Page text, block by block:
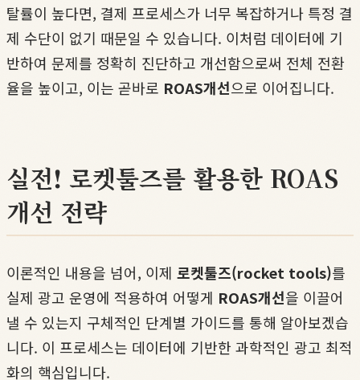
탈률이 높다면, 결제 프로세스가 너무 복잡하거나 특정 결
제 수단이 없기 때문일 수 있습니다. 이처럼 데이터에 기
반하여 문제를 정확히 진단하고 개선함으로써 전체 전환
율을 높이고, 이는 곧바로 ROAS개선으로 이어집니다.
실전! 로켓툴즈를 활용한 ROAS
개선 전략
이론적인 내용을 넘어, 이제 로켓툴즈(rocket tools)를
실제 광고 운영에 적용하여 어떻게 ROAS개선을 이끌어
낼 수 있는지 구체적인 단계별 가이드를 통해 알아보겠습
니다. 이 프로세스는 데이터에 기반한 과학적인 광고 최적
화의 핵심입니다.